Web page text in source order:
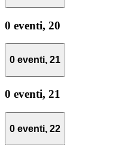
0 eventi, 20
0 eventi, 21
0 eventi, 21
0 eventi, 22